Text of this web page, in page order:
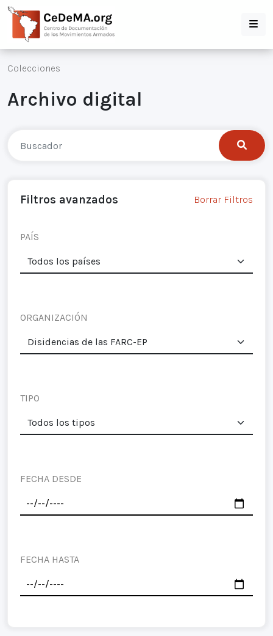
Colecciones
Archivo digital
Filtros avanzados Borrar Filtros
PAÍS
ORGANIZACIÓN
TIPO
FECHA DESDE
FECHA HASTA